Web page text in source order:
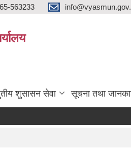
563233
शुसासन सेवा सूचना तथा